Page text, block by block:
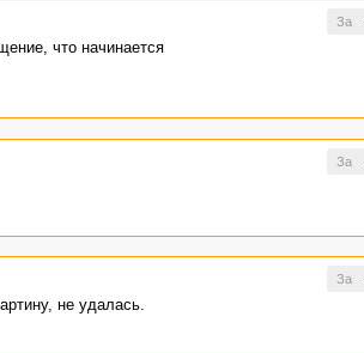
За
что начинается
За
За
не удалась.